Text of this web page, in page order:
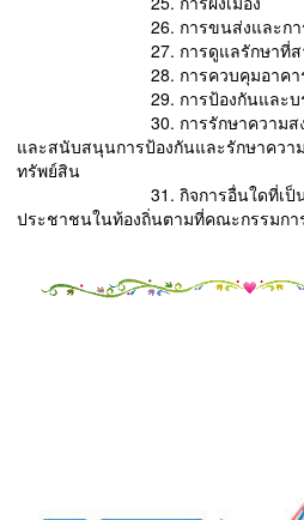
26. การขนส่งและการวิศ
27. การดูแลรักษาที่สา
28. การควบคุมอาคา
29. การป้องกันและบรรเ
30. การรักษาความสงบเรีย
และสนับสนุนการป้องกันและรักษาควา
ทรัพย์สิน
31. กิจการอื่นใดที่เป็นผล
ประชาชนในท้องถิ่นตามที่คณะกรรมกา